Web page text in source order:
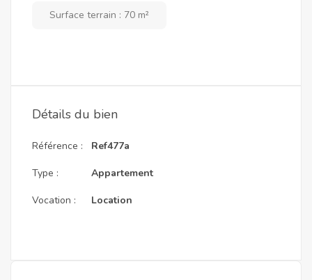
Surface terrain : 70 m²
Détails du bien
Référence :
Type :
Vocation :
Ref477a
Appartement
Location